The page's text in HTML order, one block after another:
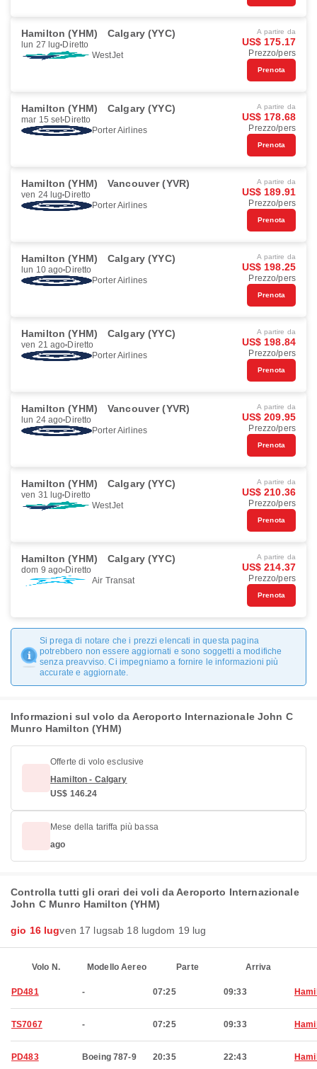
Hamilton (YHM) Calgary (YYC)
lun 27 lug Diretto
WestJet
A partire da
US$ 175.17
Prezzo/pers
Prenota
Hamilton (YHM) Calgary (YYC)
mar 15 set Diretto
Porter Airlines
A partire da
US$ 178.68
Prezzo/pers
Prenota
Hamilton (YHM) Vancouver (YVR)
ven 24 lug Diretto
Porter Airlines
A partire da
US$ 189.91
Prezzo/pers
Prenota
Hamilton (YHM) Calgary (YYC)
lun 10 ago Diretto
Porter Airlines
A partire da
US$ 198.25
Prezzo/pers
Prenota
Hamilton (YHM) Calgary (YYC)
ven 21 ago Diretto
Porter Airlines
A partire da
US$ 198.84
Prezzo/pers
Prenota
Hamilton (YHM) Vancouver (YVR)
lun 24 ago Diretto
Porter Airlines
A partire da
US$ 209.95
Prezzo/pers
Prenota
Hamilton (YHM) Calgary (YYC)
ven 31 lug Diretto
WestJet
A partire da
US$ 210.36
Prezzo/pers
Prenota
Hamilton (YHM) Calgary (YYC)
dom 9 ago Diretto
Air Transat
A partire da
US$ 214.37
Prezzo/pers
Prenota
Si prega di notare che i prezzi elencati in questa pagina
potrebbero non essere aggiornati e sono soggetti a modifiche
senza preavviso. Ci impegniamo a fornire le informazioni più
accurate e aggiornate.
Informazioni sul volo da Aeroporto Internazionale John C
Munro Hamilton (YHM)
Offerte di volo esclusive
Hamilton - Calgary
US$ 146.24
Mese della tariffa più bassa
ago
Controlla tutti gli orari dei voli da Aeroporto Internazionale
John C Munro Hamilton (YHM)
gio 16 lugven 17 lugsab 18 lugdom 19 lug
Volo N. Modello Aereo Parte Arriva
PD481 - 07:25 09:33
TS7067 - 07:25 09:33
PD483 Boeing 787-9 20:35 22:43